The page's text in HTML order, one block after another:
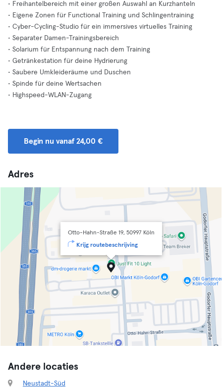
• Freihantelbereich mit einer großen Auswahl an Kurzhanteln
• Eigene Zonen für Functional Training und Schlingentraining
• Cyber-Cycling-Studio für ein immersives virtuelles Training
• Separater Damen-Trainingsbereich
• Solarium für Entspannung nach dem Training
• Getränkestation für deine Hydrierung
• Saubere Umkleideräume und Duschen
• Spinde für deine Wertsachen
• Highspeed-WLAN-Zugang
Begin nu vanaf 24,00 €
Adres
Otto-Hahn-Straße 19, 50997 Köln
Krijg routebeschrijving
Andere locaties
Neustadt-Süd